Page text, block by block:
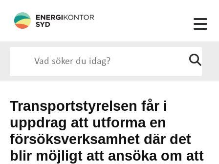
Transportstyrelsen får i
uppdrag att utforma en
försöksverksamhet där det
blir möjligt att ansöka om att